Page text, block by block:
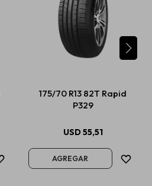
175/70 R13 82T Rapid
P329
USD55,51